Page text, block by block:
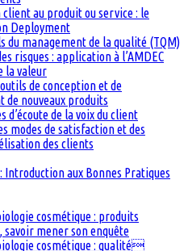
client au produit ou service : le
Deployment
du management de la qualité (TQM)
risques : application à l’AMDEC
la valeur
de conception et de
de nouveaux produits
d’écoute de la voix du client
modes de satisfaction et des
des clients
: Introduction aux Bonnes Pratiques
cosmétique : produits
mener son enquête
cosmétique : qualité